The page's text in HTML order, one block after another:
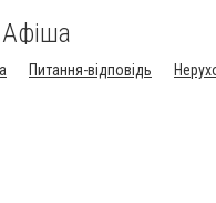
Афіша
Питання-відповідь